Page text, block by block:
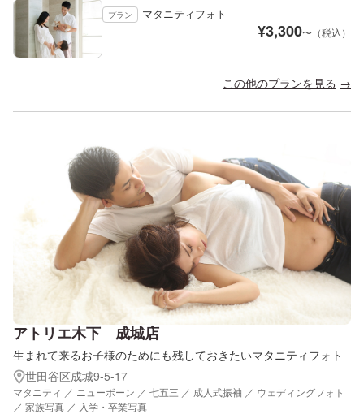
プラン マタニティフォト
¥3,300〜（税込）
この他のプランを見る
アトリエ木下 成城店
生まれて来るお子様のためにも残しておきたいマタニティフォト
世田谷区成城9-5-17
マタニティ ／ ニューボーン ／ 七五三 ／ 成人式振袖 ／ ウェディングフォト
／ 家族写真 ／ 入学・卒業写真